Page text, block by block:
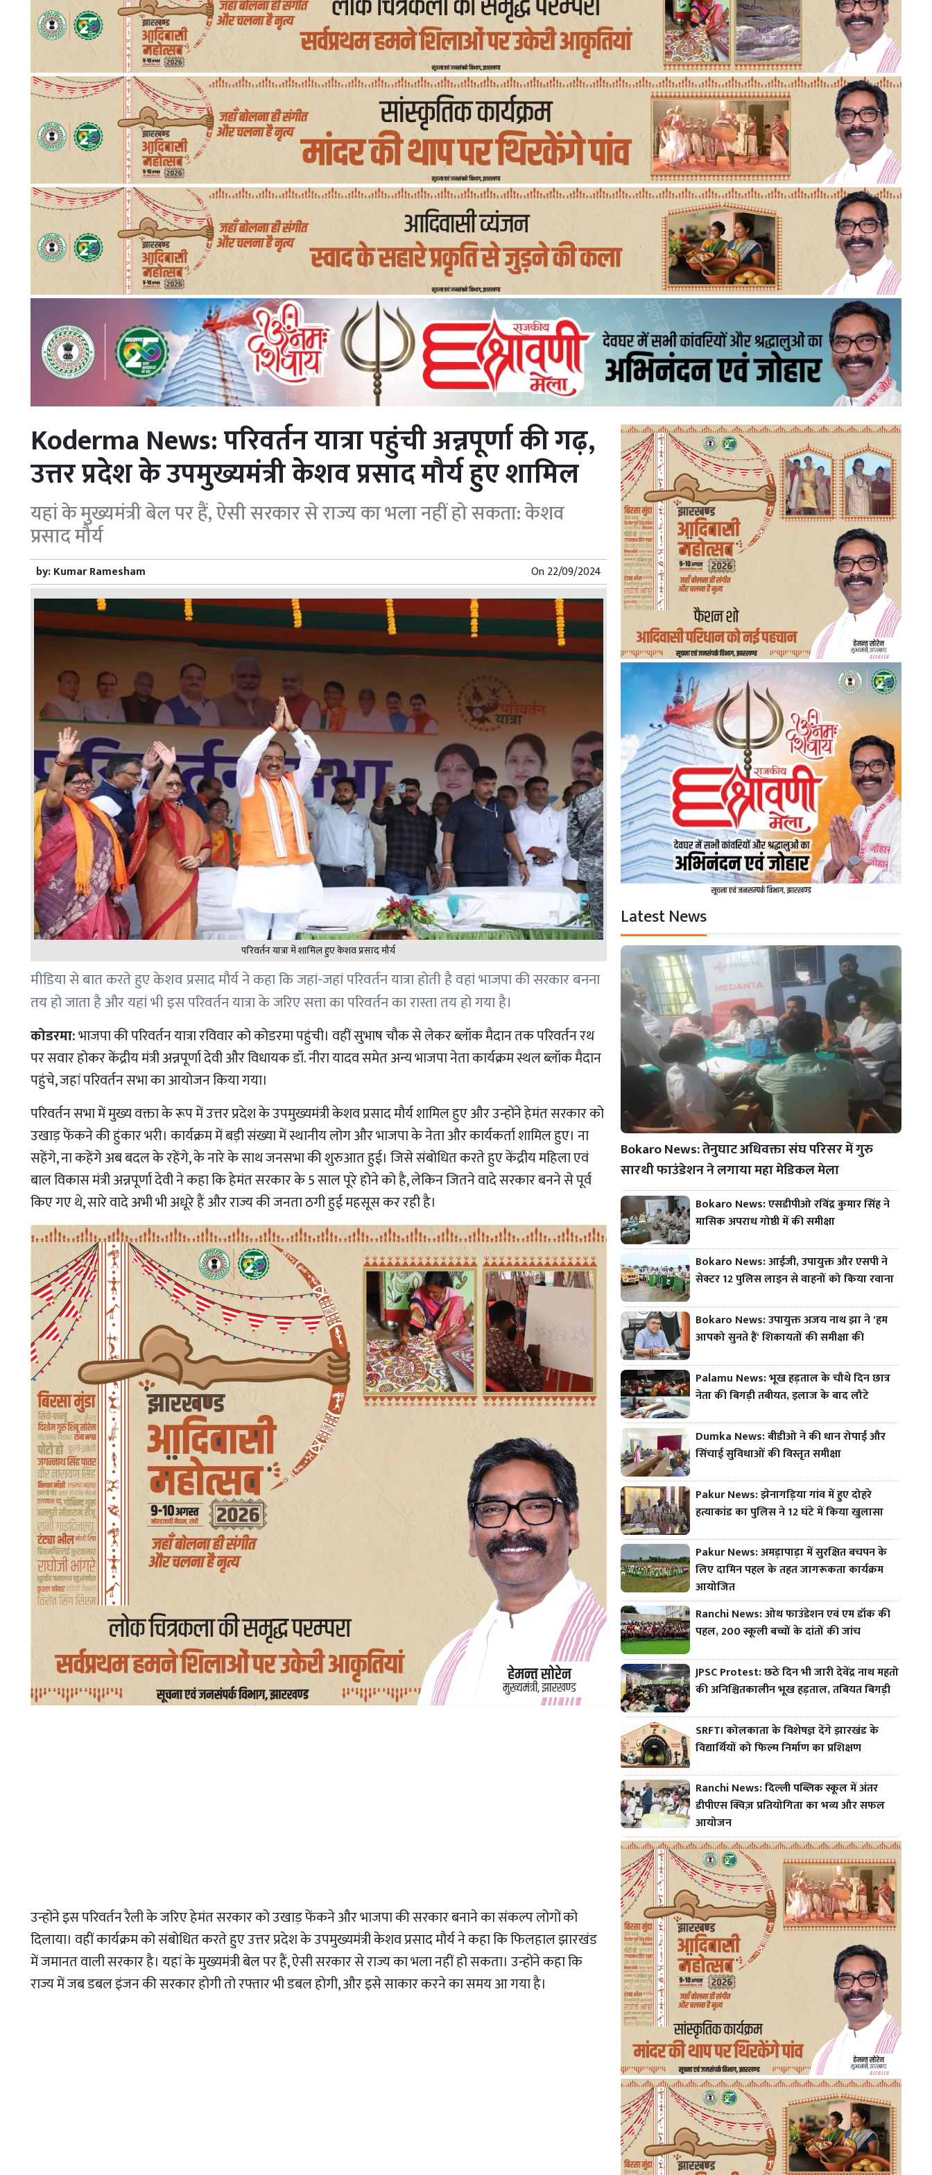
Koderma News: परिवर्तन यात्रा पहुंची अन्नपूर्णा की गढ़,
उत्तर प्रदेश के उपमुख्यमंत्री केशव प्रसाद मौर्य हुए शामिल
यहां के मुख्यमंत्री बेल पर हैं, ऐसी सरकार से राज्य का भला नहीं हो सकता: केशव
प्रसाद मौर्य
by:Kumar Ramesham On22/09/2024
परिवर्तन यात्रा में शामिल हुए केशव प्रसाद मौर्य
मीडिया से बात करते हुए केशव प्रसाद मौर्य ने कहा कि जहां-जहां परिवर्तन यात्रा होती है वहां भाजपा की सरकार बनना
तय हो जाता है और यहां भी इस परिवर्तन यात्रा के जरिए सत्ता का परिवर्तन का रास्ता तय हो गया है।
कोडरमा:भाजपा की परिवर्तन यात्रा रविवार को कोडरमा पहुंची। वहीं सुभाष चौक से लेकर ब्लॉक मैदान तक परिवर्तन रथ
पर सवार होकर केंद्रीय मंत्री अन्नपूर्णा देवी और विधायक डॉ. नीरा यादव समेत अन्य भाजपा नेता कार्यक्रम स्थल ब्लॉक मैदान
पहुंचे, जहां परिवर्तन सभा का आयोजन किया गया।
परिवर्तन सभा में मुख्य वक्ता के रूप में उत्तर प्रदेश के उपमुख्यमंत्री केशव प्रसाद मौर्य शामिल हुए और उन्होंने हेमंत सरकार को
उखाड़ फेंकने की हुंकार भरी। कार्यक्रम में बड़ी संख्या में स्थानीय लोग और भाजपा के नेता और कार्यकर्ता शामिल हुए। ना
सहेंगे, ना कहेंगे अब बदल के रहेंगे, के नारे के साथ जनसभा की शुरुआत हुई। जिसे संबोधित करते हुए केंद्रीय महिला एवं
बाल विकास मंत्री अन्नपूर्णा देवी ने कहा कि हेमंत सरकार के 5 साल पूरे होने को है, लेकिन जितने वादे सरकार बनने से पूर्व
किए गए थे, सारे वादे अभी भी अधूरे हैं और राज्य की जनता ठगी हुई महसूस कर रही है।
उन्होंने इस परिवर्तन रैली के जरिए हेमंत सरकार को उखाड़ फेंकने और भाजपा की सरकार बनाने का संकल्प लोगों को
दिलाया। वहीं कार्यक्रम को संबोधित करते हुए उत्तर प्रदेश के उपमुख्यमंत्री केशव प्रसाद मौर्य ने कहा कि फिलहाल झारखंड
में जमानत वाली सरकार है। यहां के मुख्यमंत्री बेल पर हैं, ऐसी सरकार से राज्य का भला नहीं हो सकता। उन्होंने कहा कि
राज्य में जब डबल इंजन की सरकार होगी तो रफ्तार भी डबल होगी, और इसे साकार करने का समय आ गया है।
Latest News
Bokaro News: तेनुघाट अधिवक्ता संघ परिसर में गुरु
सारथी फाउंडेशन ने लगाया महा मेडिकल मेला
Bokaro News: एसडीपीओ रविंद्र कुमार सिंह ने
मासिक अपराध गोष्ठी में की समीक्षा
Bokaro News: आईजी, उपायुक्त और एसपी ने
सेक्टर 12 पुलिस लाइन से वाहनों को किया रवाना
Bokaro News: उपायुक्त अजय नाथ झा ने 'हम
आपको सुनते हैं' शिकायतों की समीक्षा की
Palamu News: भूख हड़ताल के चौथे दिन छात्र
नेता की बिगड़ी तबीयत, इलाज के बाद लौटे
Dumka News: बीडीओ ने की धान रोपाई और
सिंचाई सुविधाओं की विस्तृत समीक्षा
Pakur News: झेनागड़िया गांव में हुए दोहरे
हत्याकांड का पुलिस ने 12 घंटे में किया खुलासा
Pakur News: अमड़ापाड़ा में सुरक्षित बचपन के
लिए दामिन पहल के तहत जागरूकता कार्यक्रम
आयोजित
Ranchi News: ओथ फाउंडेशन एवं एम डॉक की
पहल, 200 स्कूली बच्चों के दांतों की जांच
JPSC Protest: छठे दिन भी जारी देवेंद्र नाथ महतो
की अनिश्चितकालीन भूख हड़ताल, तबियत बिगड़ी
SRFTI कोलकाता के विशेषज्ञ देंगे झारखंड के
विद्यार्थियों को फिल्म निर्माण का प्रशिक्षण
Ranchi News: दिल्ली पब्लिक स्कूल में अंतर
डीपीएस क्विज़ प्रतियोगिता का भव्य और सफल
आयोजन